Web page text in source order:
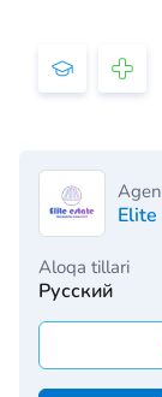
Elite
Aloqa tillari
Русский